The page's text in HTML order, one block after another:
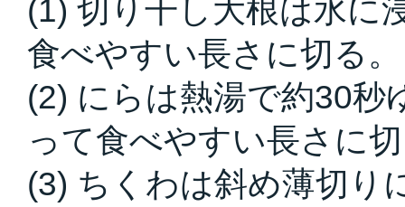
(1) 切り干し大根は水に
食べやすい長さに切る。
(2) にらは熱湯で約30秒
って食べやすい長さに
(3) ちくわは斜め薄切り